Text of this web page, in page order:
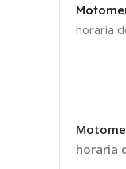
horaria
horaria